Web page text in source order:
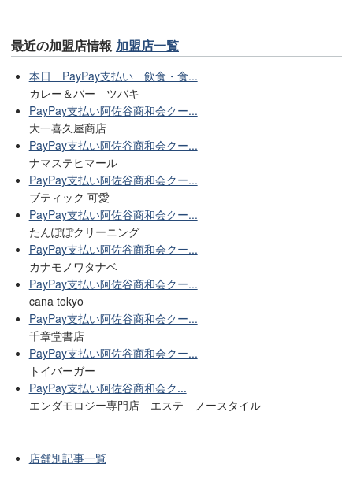
最近の加盟店情報 加盟店一覧
本日 PayPay支払い 飲食・食...
カレー＆バー ツバキ
PayPay支払い阿佐谷商和会クー...
大一喜久屋商店
PayPay支払い阿佐谷商和会クー...
ナマステヒマール
PayPay支払い阿佐谷商和会クー...
ブティック 可愛
PayPay支払い阿佐谷商和会クー...
たんぽぽクリーニング
PayPay支払い阿佐谷商和会クー...
カナモノワタナベ
PayPay支払い阿佐谷商和会クー...
cana tokyo
PayPay支払い阿佐谷商和会クー...
千章堂書店
PayPay支払い阿佐谷商和会クー...
トイバーガー
PayPay支払い阿佐谷商和会ク...
エンダモロジー専門店 エステ ノースタイル
店舗別記事一覧